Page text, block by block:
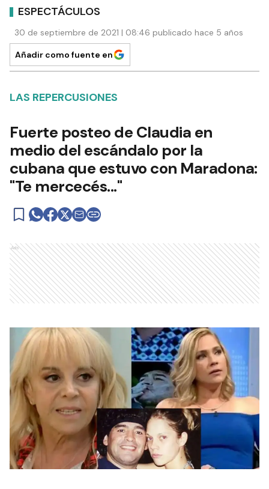
ESPECTÁCULOS
30 de septiembre de 2021 | 08:46 publicado hace 5 años
Añadir como fuente en
LAS REPERCUSIONES
Fuerte posteo de Claudia en
medio del escándalo por la
cubana que estuvo con Maradona:
"Te mercecés..."
Ads